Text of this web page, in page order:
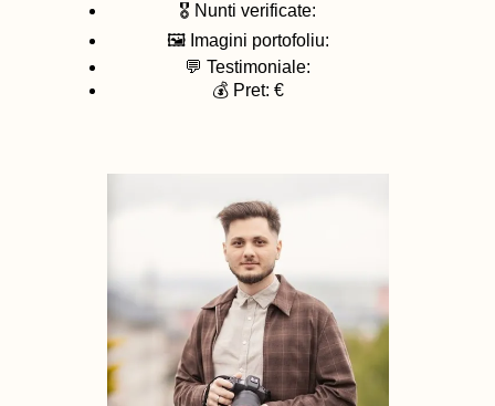
🎖️ Nunti verificate:
🖼️ Imagini portofoliu:
💬 Testimoniale:
💰 Pret: €